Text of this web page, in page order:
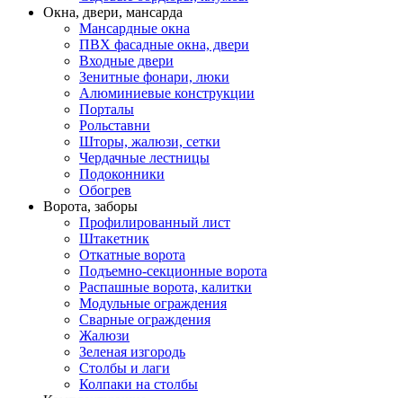
Окна, двери, мансарда
Мансардные окна
ПВХ фасадные окна, двери
Входные двери
Зенитные фонари, люки
Алюминиевые конструкции
Порталы
Рольставни
Шторы, жалюзи, сетки
Чердачные лестницы
Подоконники
Обогрев
Ворота, заборы
Профилированный лист
Штакетник
Откатные ворота
Подъемно-секционные ворота
Распашные ворота, калитки
Модульные ограждения
Сварные ограждения
Жалюзи
Зеленая изгородь
Столбы и лаги
Колпаки на столбы